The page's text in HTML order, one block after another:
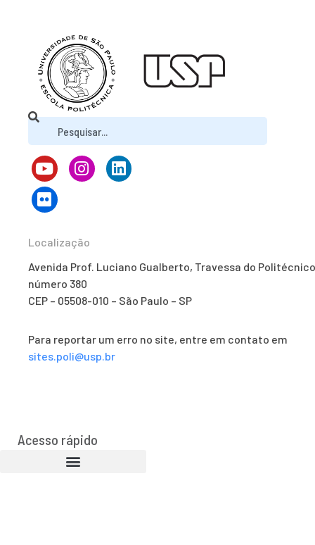
Localização
Avenida Prof. Luciano Gualberto, Travessa do
número 380
CEP – 05508-010 – São Paulo – SP
Para reportar um erro no site, entre em contato em
sites.poli@usp.br
Acesso rápido